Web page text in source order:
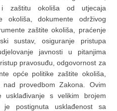
i zaštitu okoliša od utjecaja
okoliša, dokumente održivog
zaštite okoliša, praćenje
sustav, osiguranje pristupa
javnosti u pitanjima
pravosuđu, odgovornost za
opće politike zaštite okoliša,
provedbom Zakona. Ovim
usklađivanje s velikim brojem
postignuta usklađenost sa